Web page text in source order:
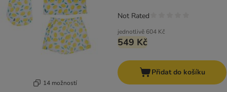
14 možností
jednotlivě 604 Kč
549 Kč
Not Rated
Přidat do košíku